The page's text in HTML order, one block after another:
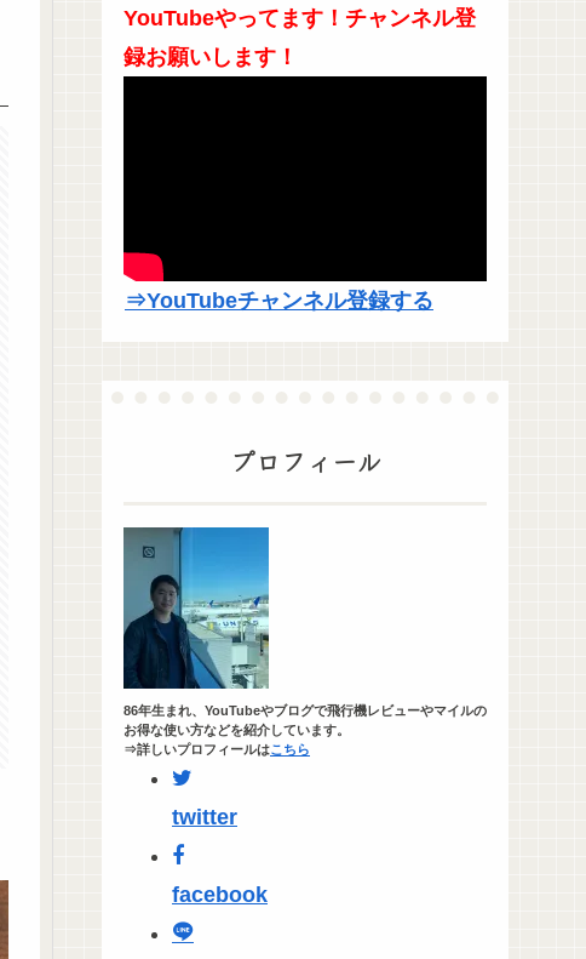
YouTubeやってます！チャンネル登
録お願いします！
⇒YouTubeチャンネル登録する
プロフィール
86年生まれ、YouTubeやブログで飛行機レビューやマイルの
お得な使い方などを紹介しています。
⇒詳しいプロフィールはこちら
twitter
facebook